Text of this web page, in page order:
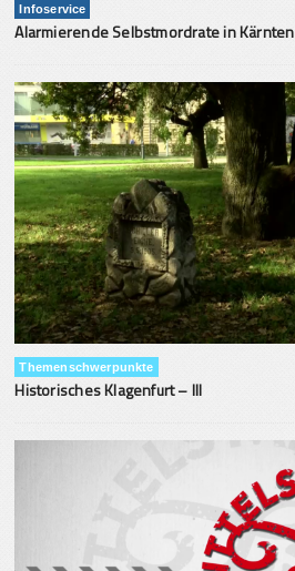
Infoservice
Alarmierende Selbstmordrate in Kärnten
Themenschwerpunkte
Historisches Klagenfurt – III